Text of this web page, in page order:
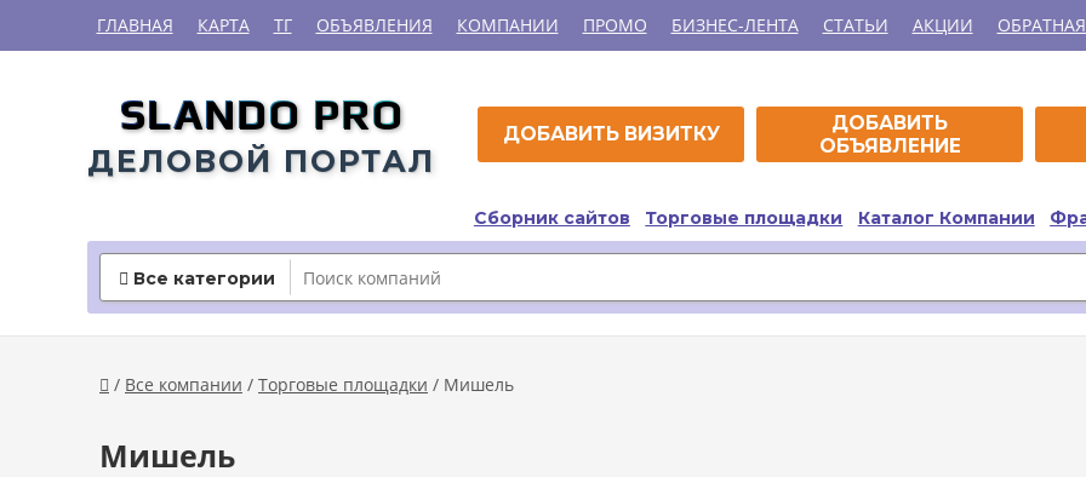
ГЛАВНАЯ КАРТА ТГ ОБЪЯВЛЕНИЯ КОМПАНИИ ПРОМО БИЗНЕС-ЛЕНТА СТАТЬИ АКЦИИ
SLANDO PRO
ДЕЛОВОЙ ПОРТАЛ
ДОБАВИТЬ ВИЗИТКУ
ДОБАВИТЬ
ОБЪЯВЛЕНИЕ
Сборник сайтов Торговые площадки Каталог Компании
 Все категории
 / Все компании / Торговые площадки / Мишель
Мишель